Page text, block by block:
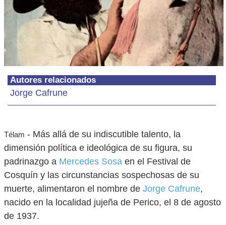
Autores relacionados
Jorge Cafrune
Télam - Más allá de su indiscutible talento, la
dimensión política e ideológica de su figura, su
padrinazgo a Mercedes Sosa en el Festival de
Cosquín y las circunstancias sospechosas de su
muerte, alimentaron el nombre de Jorge Cafrune,
nacido en la localidad jujeña de Perico, el 8 de agosto
de 1937.